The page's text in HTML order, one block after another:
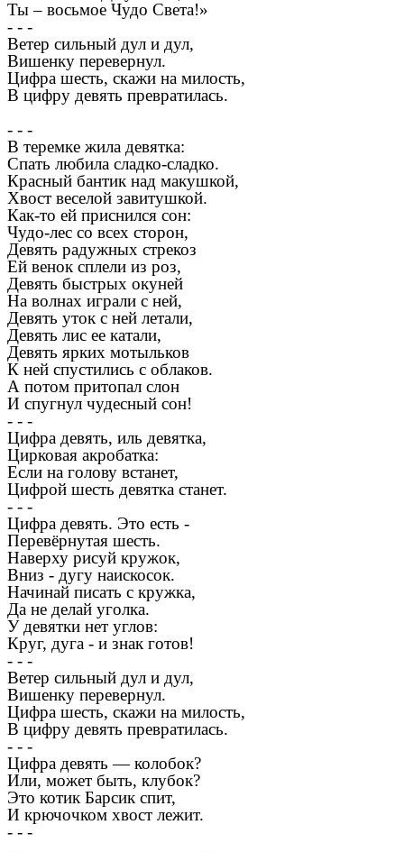
Ты – восьмое Чудо Света!»
- - -
Ветер сильный дул и дул,
Вишенку перевернул.
Цифра шесть, скажи на милость,
В цифру девять превратилась.
- - -
В теремке жила девятка:
Спать любила сладко-сладко.
Красный бантик над макушкой,
Хвост веселой завитушкой.
Как-то ей приснился сон:
Чудо-лес со всех сторон,
Девять радужных стрекоз
Ей венок сплели из роз,
Девять быстрых окуней
На волнах играли с ней,
Девять уток с ней летали,
Девять лис ее катали,
Девять ярких мотыльков
К ней спустились с облаков.
А потом притопал слон
И спугнул чудесный сон!
- - -
Цифра девять, иль девятка,
Цирковая акробатка:
Если на голову встанет,
Цифрой шесть девятка станет.
- - -
Цифра девять. Это есть -
Перевёрнутая шесть.
Наверху рисуй кружок,
Вниз - дугу наискосок.
Начинай писать с кружка,
Да не делай уголка.
У девятки нет углов:
Круг, дуга - и знак готов!
- - -
Ветер сильный дул и дул,
Вишенку перевернул.
Цифра шесть, скажи на милость,
В цифру девять превратилась.
- - -
Цифра девять — колобок?
Или, может быть, клубок?
Это котик Барсик спит,
И крючочком хвост лежит.
- - -